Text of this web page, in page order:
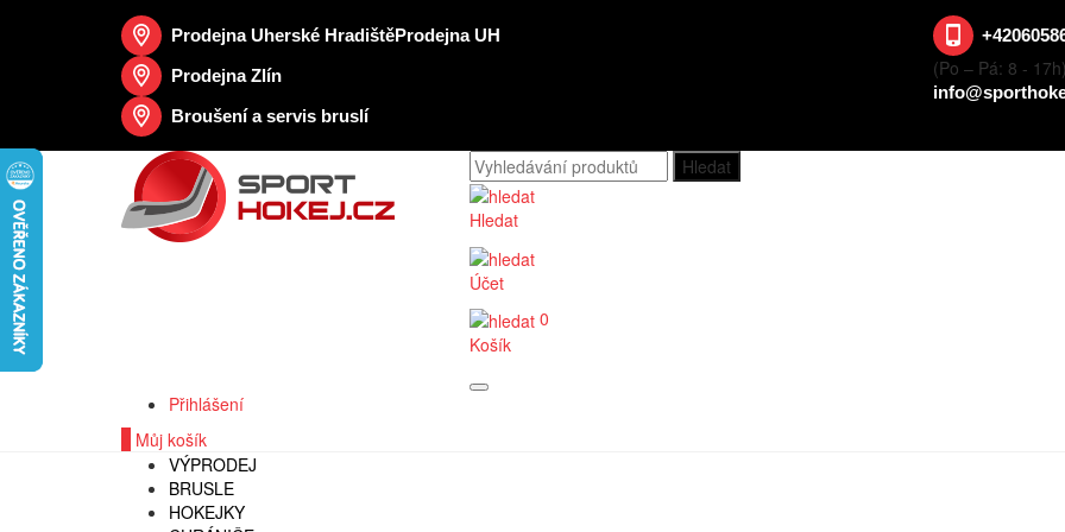
Prodejna Uherské HradištěProdejna UH
Prodejna Zlín
Broušení a servis bruslí
(Po – Pá: 8 - 17h)
Hledat
Účet
0
Košík
Přihlášení
Můj košík
VÝPRODEJ
BRUSLE
HOKEJKY